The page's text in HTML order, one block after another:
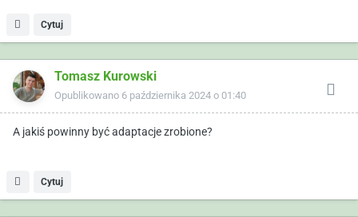
Cytuj
Tomasz Kurowski
Opublikowano 6 października 2024 o 01:40
A jakiś powinny być adaptacje zrobione?
Cytuj